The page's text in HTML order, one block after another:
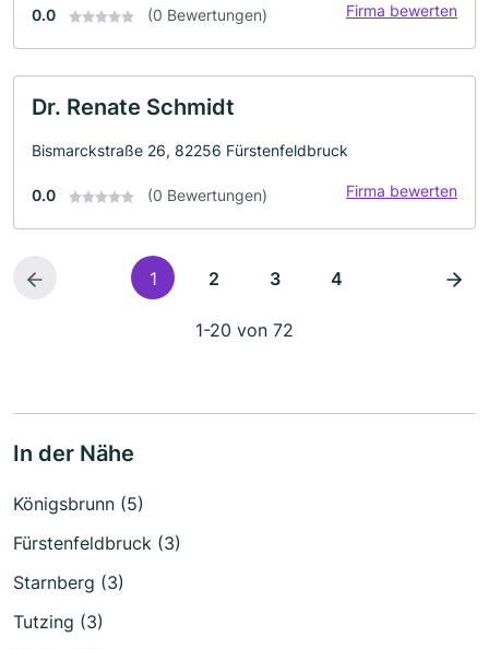
0.0 (0 Bewertungen) Firma bewerten
Dr. Renate Schmidt
Bismarckstraße 26, 82256 Fürstenfeldbruck
0.0 (0 Bewertungen) Firma bewerten
1 2 3 4
1-20 von 72
In der Nähe
Königsbrunn (5)
Fürstenfeldbruck (3)
Starnberg (3)
Tutzing (3)